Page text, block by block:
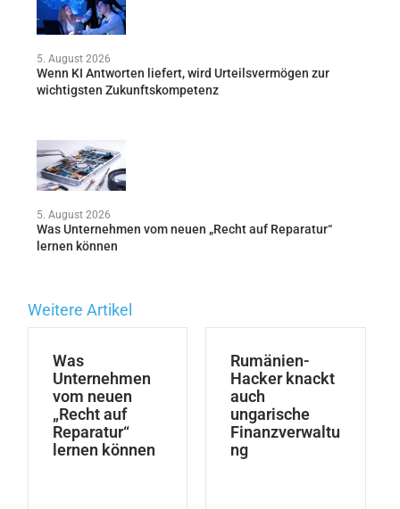
5. August 2026
Wenn KI Antworten liefert, wird Urteilsvermögen zur
wichtigsten Zukunftskompetenz
5. August 2026
Was Unternehmen vom neuen „Recht auf Reparatur“
lernen können
Weitere Artikel
Was
Unternehmen
vom neuen
„Recht auf
Reparatur“
lernen können
Rumänien-
Hacker knackt
auch
ungarische
Finanzverwaltu
ng